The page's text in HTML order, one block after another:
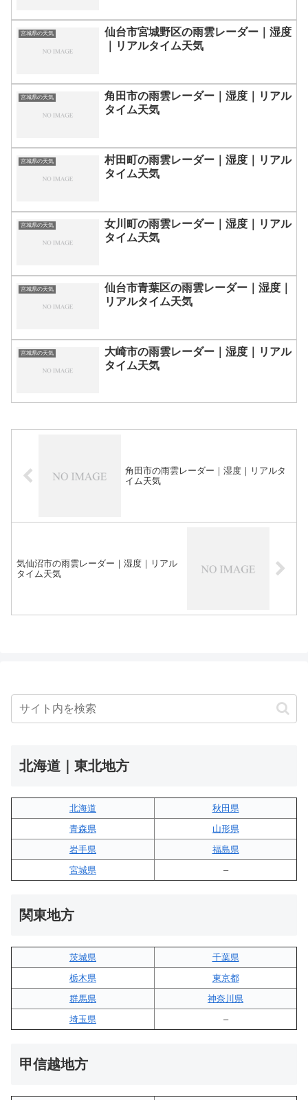
宮城県の天気
仙台市宮城野区の雨雲レーダー｜湿度
｜リアルタイム天気
宮城県の天気
角田市の雨雲レーダー｜湿度｜リアル
タイム天気
宮城県の天気
村田町の雨雲レーダー｜湿度｜リアル
タイム天気
宮城県の天気
女川町の雨雲レーダー｜湿度｜リアル
タイム天気
宮城県の天気
仙台市青葉区の雨雲レーダー｜湿度｜
リアルタイム天気
宮城県の天気
大崎市の雨雲レーダー｜湿度｜リアル
タイム天気
角田市の雨雲レーダー｜湿度｜リアルタ
イム天気
気仙沼市の雨雲レーダー｜湿度｜リアル
タイム天気
北海道｜東北地方
北海道
秋田県
青森県
山形県
岩手県
福島県
宮城県
–
関東地方
茨城県
千葉県
栃木県
東京都
群馬県
神奈川県
埼玉県
–
甲信越地方